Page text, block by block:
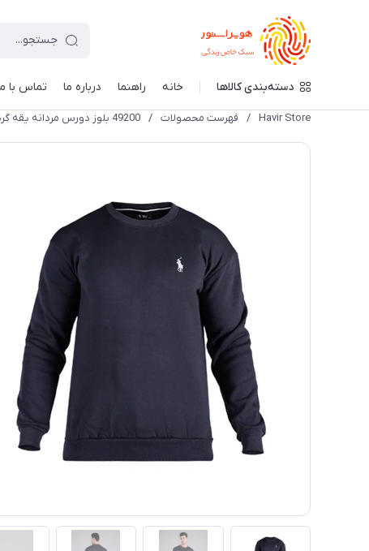
دسته‌بندی کالاها خانه راهنما درباره ما تماس با
Havir Store
/ فهرست محصولات / 49200 بلوز دورس مردانه یقه گرد ساده Polo